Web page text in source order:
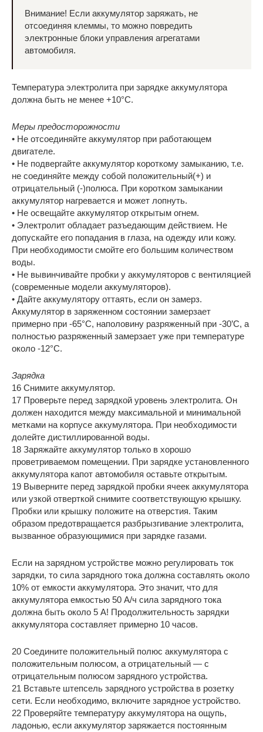
Внимание! Если аккумулятор заряжать, не
отсоединяя клеммы, то можно повредить
электронные блоки управления агрегатами
автомобиля.
Температура электролита при зарядке аккумулятора
должна быть не менее +10°С.
Меры предосторожности
• Не отсоединяйте аккумулятор при работающем
двигателе.
• Не подвергайте аккумулятор короткому замыканию, т.е.
не соединяйте между собой положительный(+) и
отрицательный (-)полюса. При коротком замыкании
аккумулятор нагревается и может лопнуть.
• Не освещайте аккумулятор открытым огнем.
• Электролит обладает разъедающим действием. Не
допускайте его попадания в глаза, на одежду или кожу.
При необходимости смойте его большим количеством
воды.
• Не вывинчивайте пробки у аккумуляторов с вентиляцией
(современные модели аккумуляторов).
• Дайте аккумулятору оттаять, если он замерз.
Аккумулятор в заряженном состоянии замерзает
примерно при -65°С, наполовину разряженный при -30’С, а
полностью разряженный замерзает уже при температуре
около -12°С.
Зарядка
16 Снимите аккумулятор.
17 Проверьте перед зарядкой уровень электролита. Он
должен находится между максимальной и минимальной
метками на корпусе аккумулятора. При необходимости
долейте дистиллированной воды.
18 Заряжайте аккумулятор только в хорошо
проветриваемом помещении. При зарядке установленного
аккумулятора капот автомобиля оставьте открытым.
19 Выверните перед зарядкой пробки ячеек аккумулятора
или узкой отверткой снимите соответствующую крышку.
Пробки или крышку положите на отверстия. Таким
образом предотвращается разбрызгивание электролита,
вызванное образующимися при зарядке газами.
Если на зарядном устройстве можно регулировать ток
зарядки, то сила зарядного тока должна составлять около
10% от емкости аккумулятора. Это значит, что для
аккумулятора емкостью 50 А/ч сила зарядного тока
должна быть около 5 А! Продолжительность зарядки
аккумулятора составляет примерно 10 часов.
20 Соедините положительный полюс аккумулятора с
положительным полюсом, а отрицательный — с
отрицательным полюсом зарядного устройства.
21 Вставьте штепсель зарядного устройства в розетку
сети. Если необходимо, включите зарядное устройство.
22 Проверяйте температуру аккумулятора на ощупь,
ладонью, если аккумулятор заряжается постоянным